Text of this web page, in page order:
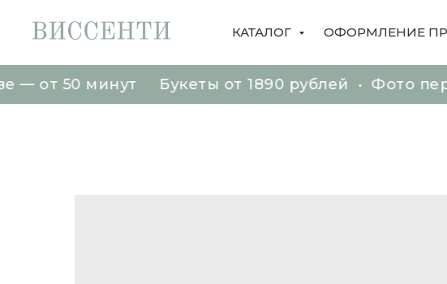
минут Букеты от 1890 рублей • Фото перед
минут Букеты от 1890 рублей • Фото перед
КАТАЛОГ ОФОРМЛЕНИЕ